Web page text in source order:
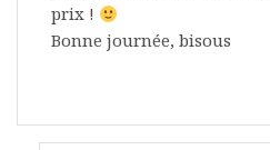
prix !
Bonne journée, bisous